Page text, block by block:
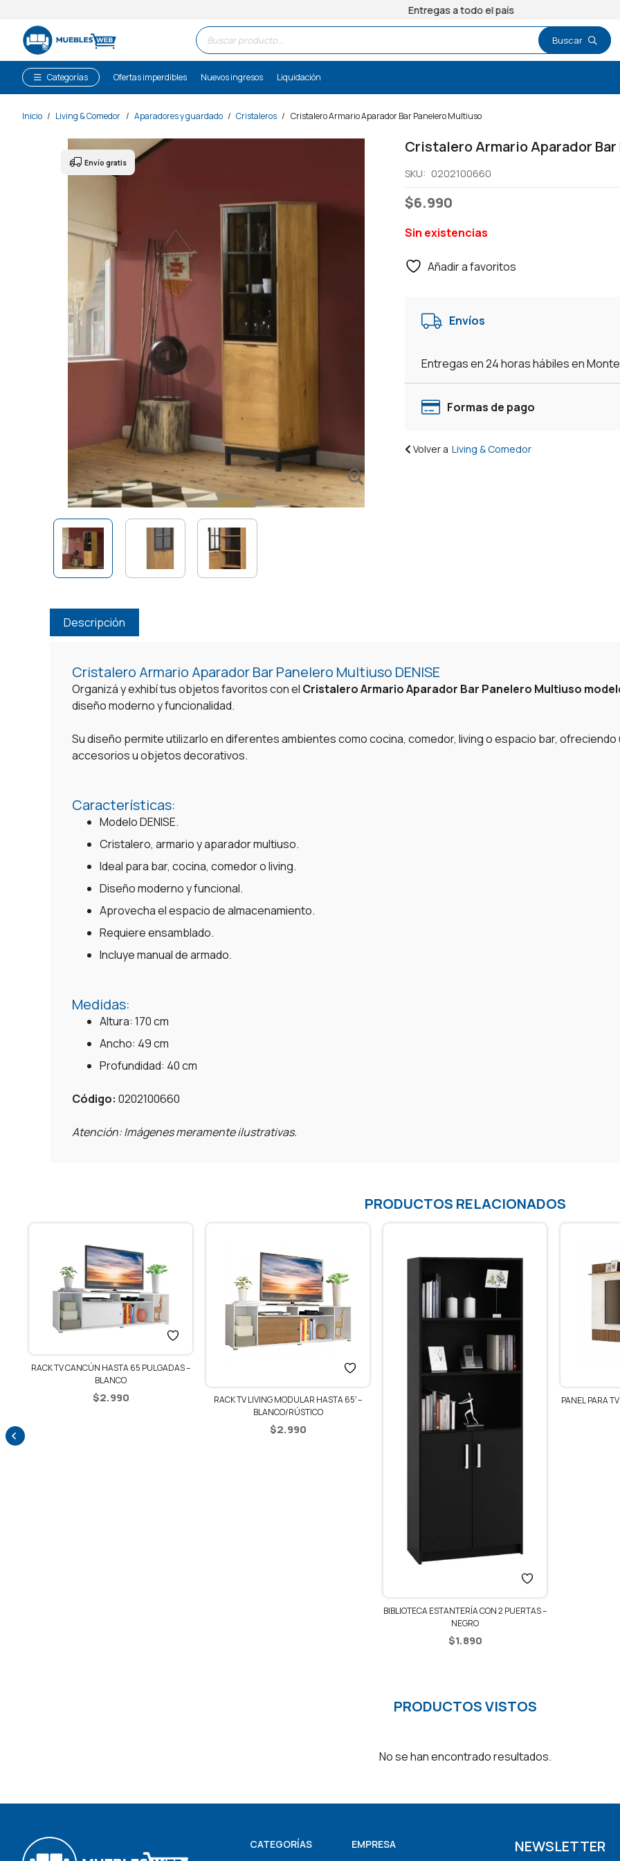
Entregas a todo el país
Búsqueda
de
productos
Categorías Ofertas imperdibles Nuevos ingresos Liquidación
Inicio / Living & Comedor / Aparadores y guardado / Cristaleros / Cristalero Armario Aparador Bar Panelero Multiuso
Envío gratis
Cristalero Armario Aparador
SKU: 0202100660
$6.990
Sin existencias
Añadir a favoritos
Envíos
Entregas en 24 horas hábiles en
Formas de pago
Volver a Living & Comedor
Descripción
Cristalero Armario Aparador Bar Panelero Multiuso DENISE
Organizá y exhibí tus objetos favoritos con el Cristalero Armario Aparador Bar Panelero Multiuso
diseño moderno y funcionalidad.
Su diseño permite utilizarlo en diferentes ambientes como cocina, comedor, living o espacio bar,
accesorios u objetos decorativos.
Características:
Modelo DENISE.
Cristalero, armario y aparador multiuso.
Ideal para bar, cocina, comedor o living.
Diseño moderno y funcional.
Aprovecha el espacio de almacenamiento.
Requiere ensamblado.
Incluye manual de armado.
Medidas:
Altura: 170 cm
Ancho: 49 cm
Profundidad: 40 cm
Código: 0202100660
Atención: Imágenes meramente ilustrativas.
PRODUCTOS RELACIONADOS
RACK TV LIVING MODULAR HASTA 65′ –
BIBLIOTECA ESTANTERÍA CON 2 PUERTAS –
PANEL PARA TV RACK MODULAR HASTA 70
PULGADAS
$3.190
RACK
PRODUCTOS VISTOS
No se han encontrado resultados.
CATEGORÍAS EMPRESA NEWSLETTER